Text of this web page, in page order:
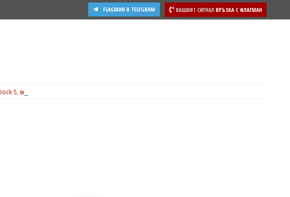
ВАШИЯТ СИГНАЛ ВРЪЗКА С ФЛАГМАН
FLAGMAN В TELEGRAM
5, вижте подробности